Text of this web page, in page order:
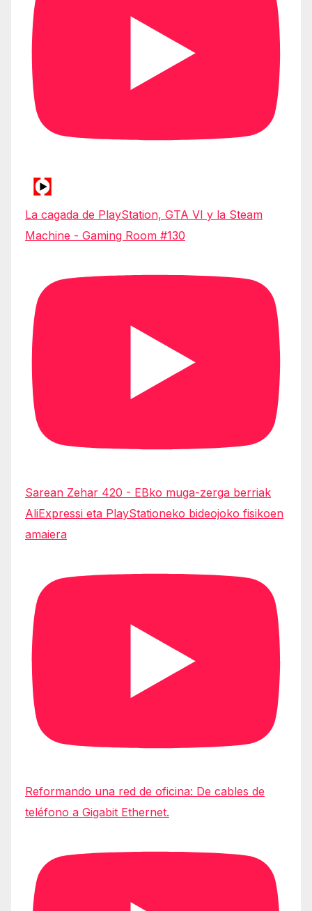
La cagada de PlayStation, GTA VI y la Steam
Machine - Gaming Room #130
Sarean Zehar 420 - EBko muga-zerga berriak
AliExpressi eta PlayStationeko bideojoko fisikoen
amaiera
Reformando una red de oficina: De cables de
teléfono a Gigabit Ethernet.